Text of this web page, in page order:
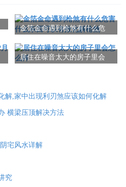
金箔金命遇到枪煞有什么危
煞
居住在噪音太大的房子里会
解,家中出现利刃煞应该如何化解
横梁压顶解决方法
宅风水详解
究